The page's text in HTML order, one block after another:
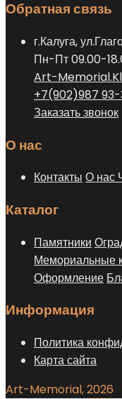
Обратная связь
г.Калуга,
Пн-Пт 09.00-
Art-
+7(902)987
Заказать звонок
О нас
Контакты О нас
Каталог
Памятники
Мемориальные
Оформление
Информация
Политика
Карта сайта
Art-Memorial, 2026